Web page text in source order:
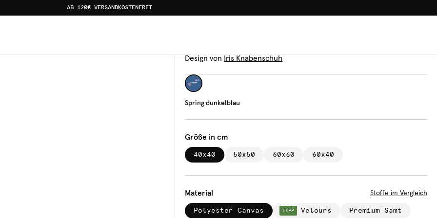
AB 120€ VERSANDKOSTENFREI
Kissen
Design von Iris Knabenschuh
Spring dunkelblau
Größe in cm
40x40 50x50 60x60 60x40
Material Stoffe im Vergleich
Polyester Canvas TIPP Velours Premium Samt